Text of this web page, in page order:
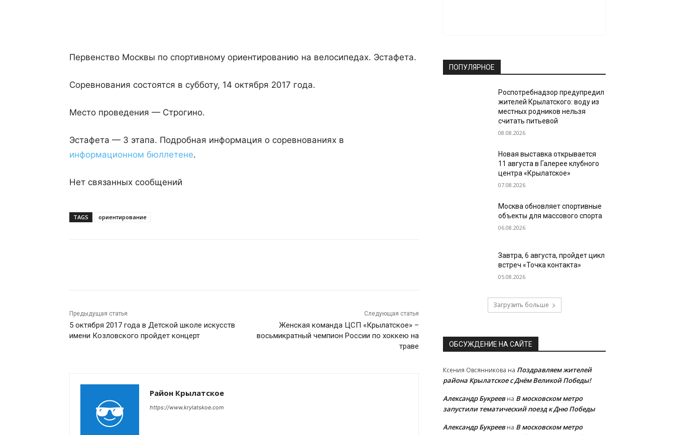
Первенство Москвы по спортивному ориентированию на велосипедах. Эстафета.
Соревнования состоятся в субботу, 14 октября 2017 года.
Место проведения — Строгино.
Эстафета — 3 этапа. Подробная информация о соревнованиях в
информационном бюллетене.
Нет связанных сообщений
TAGS ориентирование
Предыдущая статья
5 октября 2017 года в Детской школе искусств
имени Козловского пройдет концерт
Следующая статья
Женская команда ЦСП «Крылатское» –
восьмикратный чемпион России по хоккею на
траве
Район Крылатское
https://www.krylatskoe.com
ПОПУЛЯРНОЕ
Роспотребнадзор предупредил
жителей Крылатского: воду из
местных родников нельзя
считать питьевой
08.08.2026
Новая выставка открывается
11 августа в Галерее клубного
центра «Крылатское»
07.08.2026
Москва обновляет спортивные
объекты для массового спорта
06.08.2026
Завтра, 6 августа, пройдет цикл
встреч «Точка контакта»
05.08.2026
Загрузить больше
ОБСУЖДЕНИЕ НА САЙТЕ
Ксения Овсянникова на Поздравляем жителей
района Крылатское с Днём Великой Победы!
Александр Букреевна В московском метро
запустили тематический поезд к Дню Победы
Александр Букреевна В московском метро